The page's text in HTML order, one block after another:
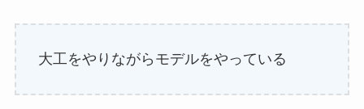
大工をやりながらモデルをやっている